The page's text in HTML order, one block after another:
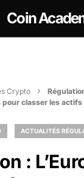
Coin
Crypto
classer les
ACTUALITÉS
: